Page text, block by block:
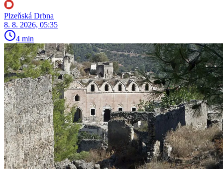
Plzeňská Drbna
8. 8. 2026, 05:35
4 min